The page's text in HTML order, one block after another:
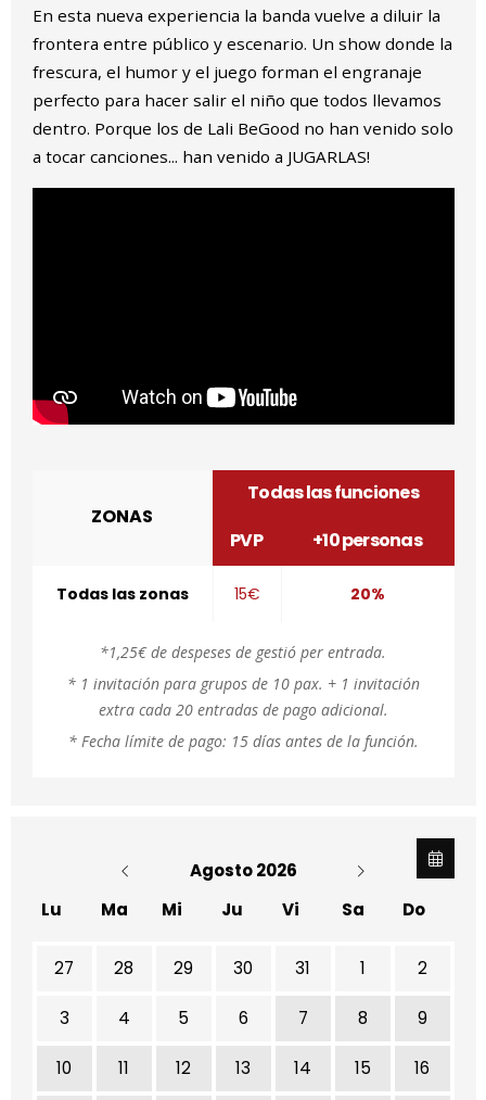
En esta nueva experiencia la banda vuelve a diluir la
frontera entre público y escenario. Un show donde la
frescura, el humor y el juego forman el engranaje
perfecto para hacer salir el niño que todos llevamos
dentro. Porque los de Lali BeGood no han venido solo
a tocar canciones... han venido a JUGARLAS!
ZONAS
Todas las funciones
PVP
+10 personas
Todas las zonas 15€ 20%
*1,25€ de despeses de gestió per entrada.
* 1 invitación para grupos de 10 pax. + 1 invitación
extra cada 20 entradas de pago adicional.
* Fecha límite de pago: 15 días antes de la función.
Agosto 2026
Lu
Ma Mi Ju Vi Sa Do
No hay ninguna actividad este mes
27 28 29 30 31 1 2
3 4 5 6 7 8 9
10 11 12 13 14 15 16